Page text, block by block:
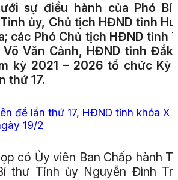
sự điều hành của Phó Bí
ủy, Chủ tịch HĐND tỉnh
các Phó Chủ tịch HĐND tỉnh
Võ Văn Cảnh, HĐND tỉnh Đắk
kỳ 2021 – 2026 tổ chức Kỳ
thứ 17.
đề lần thứ 17, HĐND tỉnh khóa X
19/2
có Ủy viên Ban Chấp hành
thư Tỉnh ủy Nguyễn Đình